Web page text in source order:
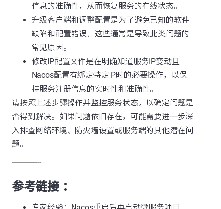
信息的准确性，从而恢复服务的在线状态。
升级客户端和调整配置是为了避免已知的软件
缺陷和配置错误，这些通常是导致此类问题的
常见原因。
修改IP配置文件是在明确知道服务IP变动且
Nacos配置有绑定特定IP时的必要操作，以保
持服务注册信息的实时性和准确性。
请按照上述步骤操作并监控服务状态，以确定问题是
否得到解决。如果问题依旧存在，可能需要进一步深
入排查网络环境、防火墙设置或服务端的其他潜在问
题。
---------------
参考链接 ：